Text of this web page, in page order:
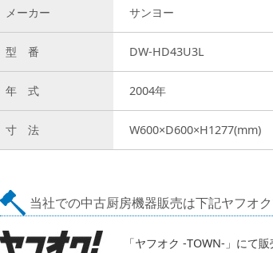
メーカー サンヨー
型 番 DW-HD43U3L
年 式 2004年
寸 法 W600×D600×H1277(mm)
当社での中古厨房機器販売は下記ヤフオク
「ヤフオク -TOWN-」にて